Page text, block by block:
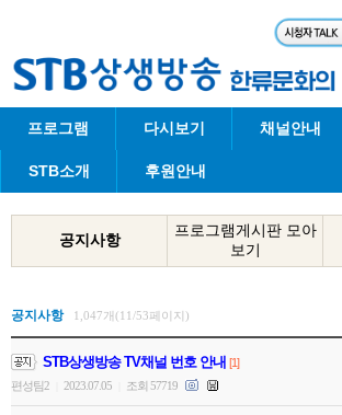
프로그램 다시보기 채널안내
STB소개 후원안내
공지사항
프로그램게시판 모아
보기
공지사항 1,047개(11/53페이지)
STB상생방송 TV채널 번호 안내 [1]
편성팀2
2023.07.05 조회 57719